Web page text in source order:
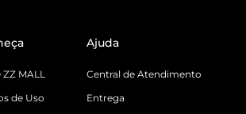
MALL
de Uso
Ajuda
Central de Atendimento
Entrega